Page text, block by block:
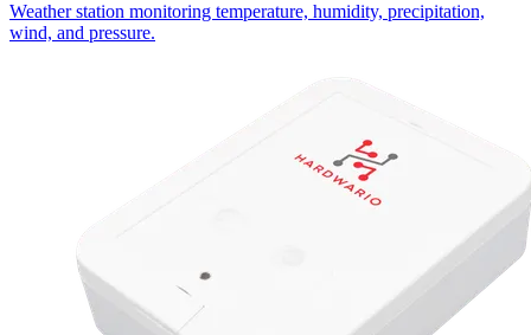
Weather station monitoring temperature, humidity, precipitation,
wind, and pressure.